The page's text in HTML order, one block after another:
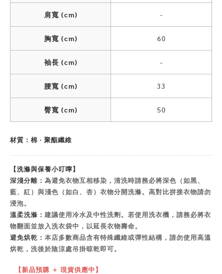
肩寬 (cm) -
胸寬 (cm) 60
袖長 (cm) -
腰寬 (cm) 33
臀寬 (cm) 50
材質：棉 ‧ 聚酯纖維
【洗滌與保養小叮嚀】
深淺分離： 為避免衣物互相移染，清洗時請務必將深色（如黑、
藍、紅）與淺色（如白、杏）衣物分開洗滌。高對比拼接衣物請勿
浸泡。
溫柔洗滌： 建議使用冷水及中性洗劑。若使用洗衣機，請務必將衣
物翻面並放入洗衣袋中，以延長衣物壽命。
避免烘乾： 本店多數商品含有特殊纖維或彈性結構，請勿使用高溫
烘乾，洗後於陰涼處吊掛晾乾即可。
【新品預購 ＋ 現貨供應中】